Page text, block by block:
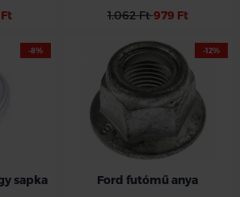
1.062 Ft979 Ft
-8%
sapka
-12%
Ford futómű anya